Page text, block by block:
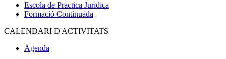
Escola de Pràctica Jurídica
Formació Continuada
CALENDARI D'ACTIVITATS
Agenda